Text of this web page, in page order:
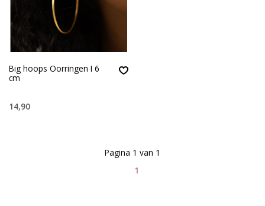
Big hoops Oorringen I 6
cm
14,90
1
Pagina 1 van 1